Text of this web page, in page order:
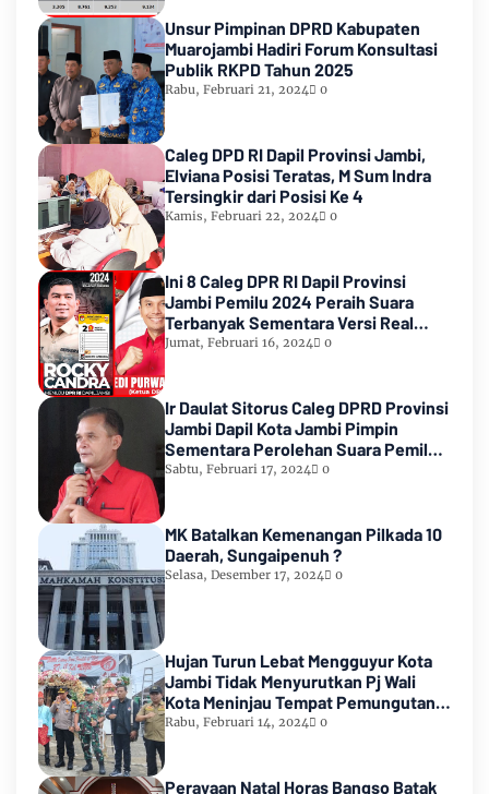
Unsur Pimpinan DPRD Kabupaten
Muarojambi Hadiri Forum Konsultasi
Publik RKPD Tahun 2025
Rabu, Februari 21, 2024 0
Caleg DPD RI Dapil Provinsi Jambi,
Elviana Posisi Teratas, M Sum Indra
Tersingkir dari Posisi Ke 4
Kamis, Februari 22, 2024 0
Ini 8 Caleg DPR RI Dapil Provinsi
Jambi Pemilu 2024 Peraih Suara
Terbanyak Sementara Versi Real
Count KPU RI
Jumat, Februari 16, 2024 0
Ir Daulat Sitorus Caleg DPRD Provinsi
Jambi Dapil Kota Jambi Pimpin
Sementara Perolehan Suara Pemilu
2024
Sabtu, Februari 17, 2024 0
MK Batalkan Kemenangan Pilkada 10
Daerah, Sungaipenuh ?
Selasa, Desember 17, 2024 0
Hujan Turun Lebat Mengguyur Kota
Jambi Tidak Menyurutkan Pj Wali
Kota Meninjau Tempat Pemungutan
Suara Pemilu 2024
Rabu, Februari 14, 2024 0
Perayaan Natal Horas Bangso Batak